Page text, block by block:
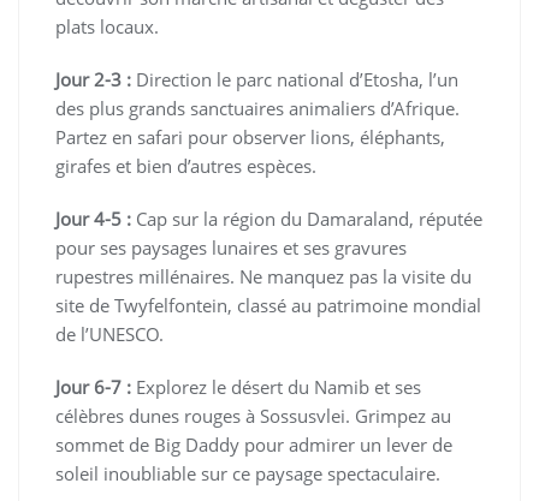
plats locaux.
Jour 2-3 : Direction le parc national d’Etosha, l’un
des plus grands sanctuaires animaliers d’Afrique.
Partez en safari pour observer lions, éléphants,
girafes et bien d’autres espèces.
Jour 4-5 : Cap sur la région du Damaraland, réputée
pour ses paysages lunaires et ses gravures
rupestres millénaires. Ne manquez pas la visite du
site de Twyfelfontein, classé au patrimoine mondial
de l’UNESCO.
Jour 6-7 : Explorez le désert du Namib et ses
célèbres dunes rouges à Sossusvlei. Grimpez au
sommet de Big Daddy pour admirer un lever de
soleil inoubliable sur ce paysage spectaculaire.